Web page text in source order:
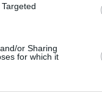
or Sharing
for which itΩστόσο,
ήταν ανακριβή,
θα